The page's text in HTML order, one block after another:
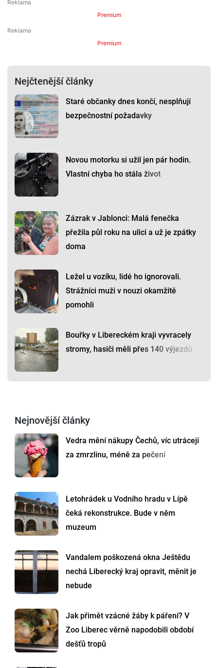
Premium
Premium
Nejčtenější články
Staré občanky dnes končí, nesplňují
bezpečnostní požadavky
Novou motorku si užil jen pár hodin.
Vlastní chyba ho stála život
Zázrak v Jablonci: Malá fenečka
přežila půl roku na ulici a už je zpátky
doma
Ležel u vozíku, lidé ho ignorovali.
Strážníci muži v nouzi okamžitě
pomohli
Bouřky v Libereckém kraji vyvracely
stromy, hasiči měli přes 140 výjezdů
Nejnovější články
Vedra mění nákupy Čechů, víc utrácejí
za zmrzlinu, méně za pečení
Letohrádek u Vodního hradu v Lípě
čeká rekonstrukce. Bude v něm
muzeum
Vandalem poškozená okna Ještědu
nechá Liberecký kraj opravit, měnit je
nebude
Jak přimět vzácné žáby k páření? V
Zoo Liberec věrně napodobili období
dešťů tropů